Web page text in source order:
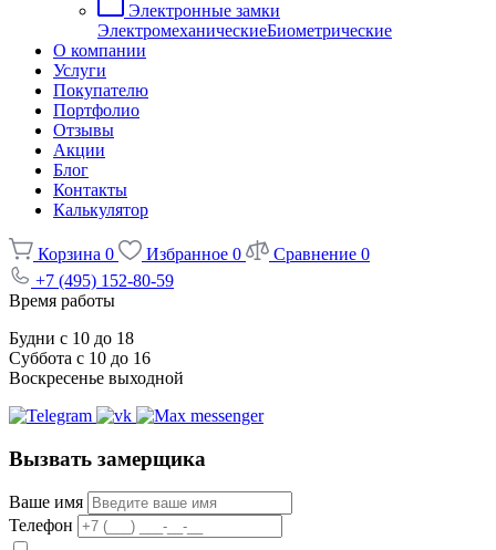
Электронные замки
ЭлектромеханическиеБиометрические
О компании
Услуги
Покупателю
Портфолио
Отзывы
Акции
Блог
Контакты
Калькулятор
Корзина 0 Избранное 0 Сравнение 0
+7 (495) 152-80-59
Время работы
Будни с 10 до 18
Суббота с 10 до 16
Воскресенье выходной
Вызвать замерщика
Ваше имя
Телефон